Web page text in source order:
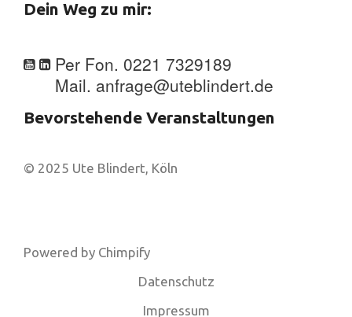
Dein Weg zu mir:
Per Fon. 0221 7329189
Mail. anfrage@uteblindert.de
Bevorstehende Veranstaltungen
© 2025 Ute Blindert, Köln
Powered by Chimpify
Datenschutz
Impressum